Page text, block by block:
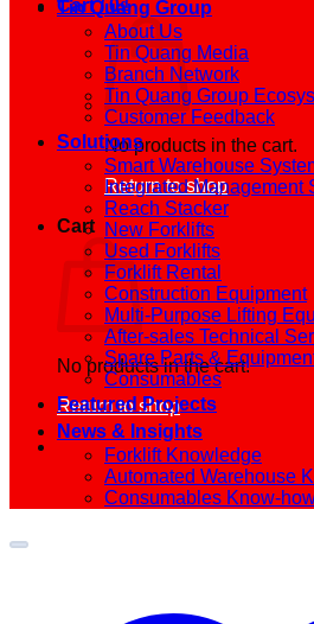
Cart /0₫
No products in the cart.
Return to shop
Cart
No products in the cart.
Return to shop
Tin Quang Group
About Us
Tin Quang Media
Branch Network
Tin Quang Group
Customer Feedback
Solutions
Smart Warehouse
Integrated Management
Reach Stacker
New Forklifts
Used Forklifts
Forklift Rental
Construction Equipment
Multi-Purpose Lifting
After-sales Technical
Spare Parts &
Consumables
Featured Projects
News & Insights
Forklift Knowledge
Automated Warehouse
Consumables Know-